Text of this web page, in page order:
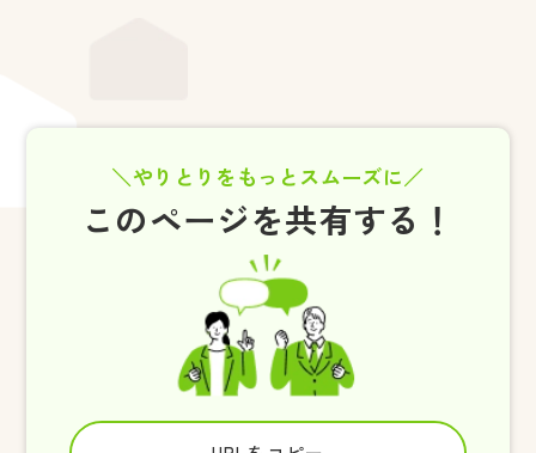
やりとりをもっとスムーズに
このページを共有する！